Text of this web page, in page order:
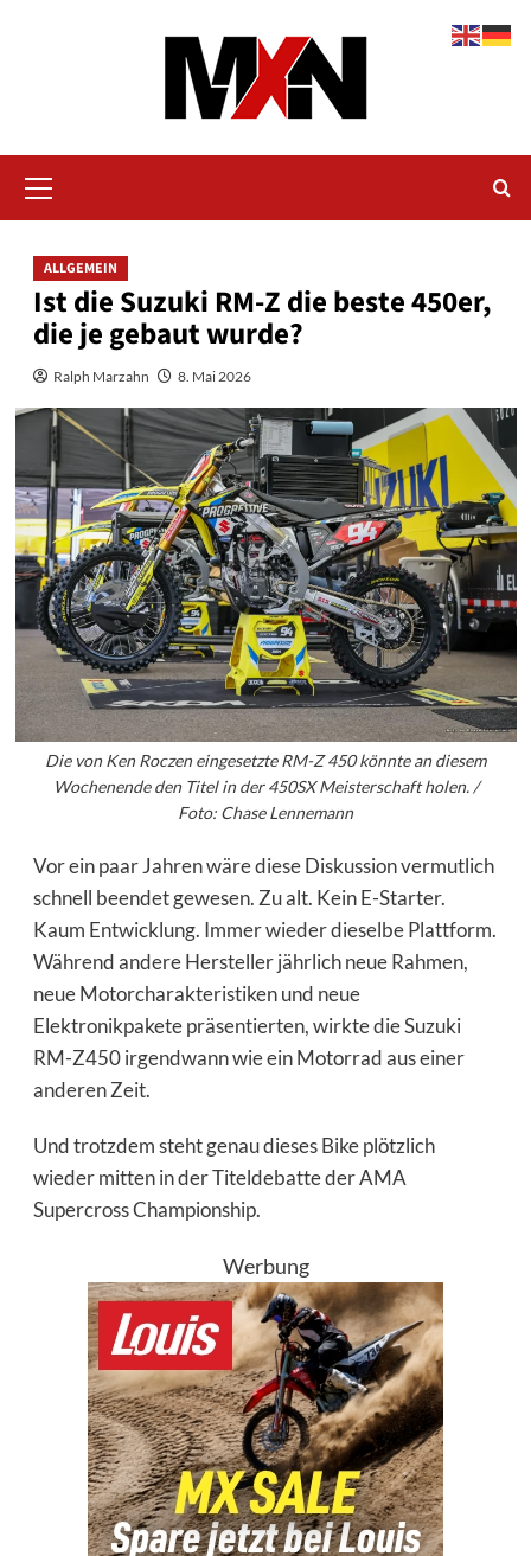
Menü
ALLGEMEIN
Ist die Suzuki RM-Z die beste 450er,
die je gebaut wurde?
Ralph Marzahn 8. Mai 2026
Die von Ken Roczen eingesetzte RM-Z 450 könnte an diesem
Wochenende den Titel in der 450SX Meisterschaft holen. /
Foto: Chase Lennemann
Vor ein paar Jahren wäre diese Diskussion vermutlich
schnell beendet gewesen. Zu alt. Kein E-Starter.
Kaum Entwicklung. Immer wieder dieselbe Plattform.
Während andere Hersteller jährlich neue Rahmen,
neue Motorcharakteristiken und neue
Elektronikpakete präsentierten, wirkte die Suzuki
RM-Z450 irgendwann wie ein Motorrad aus einer
anderen Zeit.
Und trotzdem steht genau dieses Bike plötzlich
wieder mitten in der Titeldebatte der AMA
Supercross Championship.
Werbung